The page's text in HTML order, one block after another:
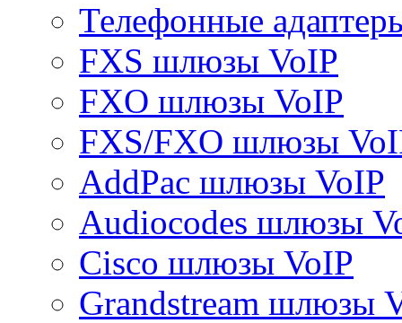
Телефонные
FXS шлюзы VoIP
FXO шлюзы VoIP
FXS/FXO шлюзы
AddPac шлюзы VoIP
Audiocodes шлюзы
Cisco шлюзы VoIP
Grandstream шлюзы